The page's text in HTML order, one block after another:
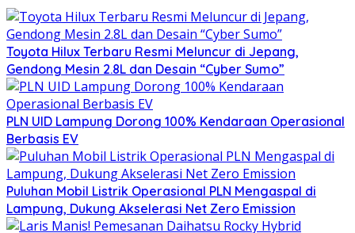
Toyota Hilux Terbaru Resmi Meluncur di Jepang,
Gendong Mesin 2.8L dan Desain “Cyber Sumo”
PLN UID Lampung Dorong 100% Kendaraan Operasional
Berbasis EV
Puluhan Mobil Listrik Operasional PLN Mengaspal di
Lampung, Dukung Akselerasi Net Zero Emission